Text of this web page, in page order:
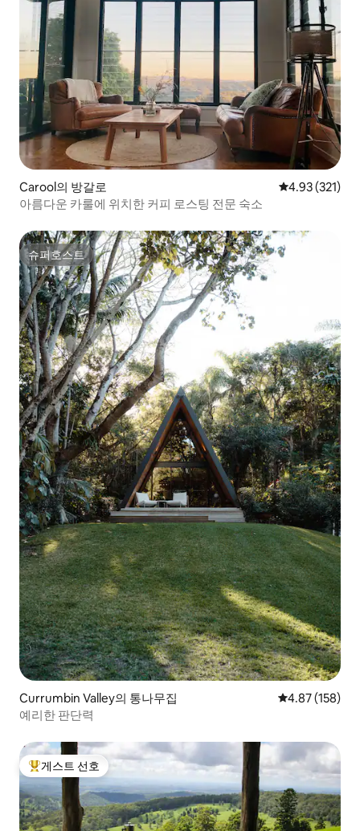
Carool의 방갈로 평점 4.93점(5
4.93 (321)
아름다운 카룰에 위치한 커피 로스팅 전문 숙소
슈퍼호스트
슈퍼호스트
Currumbin Valley의 통나무집 평점 4.87점(5
4.87 (158)
예리한 판단력
상위 게스트 선호
게스트 선호